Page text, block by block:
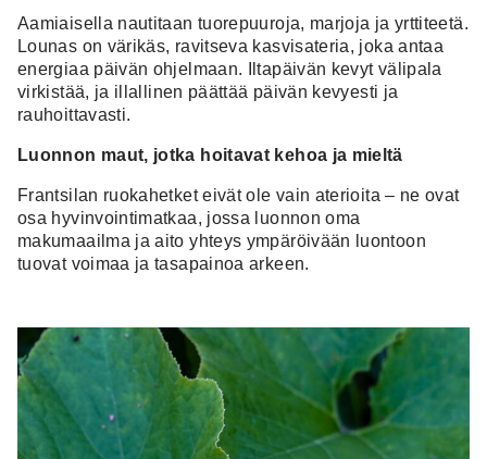
Aamiaisella nautitaan tuorepuuroja, marjoja ja yrttiteetä.
Lounas on värikäs, ravitseva kasvisateria, joka antaa
energiaa päivän ohjelmaan. Iltapäivän kevyt välipala
virkistää, ja illallinen päättää päivän kevyesti ja
rauhoittavasti.
Luonnon maut, jotka hoitavat kehoa ja mieltä
Frantsilan ruokahetket eivät ole vain aterioita – ne ovat
osa hyvinvointimatkaa, jossa luonnon oma
makumaailma ja aito yhteys ympäröivään luontoon
tuovat voimaa ja tasapainoa arkeen.